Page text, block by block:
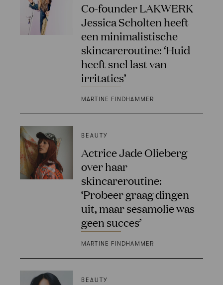
Co-founder LAKWERK
Jessica Scholten heeft
een minimalistische
skincareroutine: ‘Huid
heeft snel last van
irritaties’
MARTINE FINDHAMMER
BEAUTY
Actrice Jade Olieberg
over haar
skincareroutine:
‘Probeer graag dingen
uit, maar sesamolie was
geen succes’
MARTINE FINDHAMMER
BEAUTY